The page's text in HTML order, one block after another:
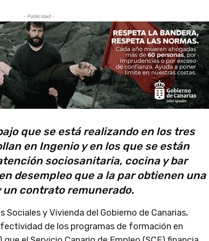
- Publicidad -
que se está realizando en los tres
en Ingenio y en los que se están
sociosanitaria, cocina y bar
desempleo que a la par obtienen una
contrato remunerado.
Sociales y Vivienda del Gobierno de Canarias,
de los programas de formación en